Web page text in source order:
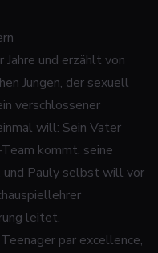
und erzählt von
Jungen, der sexuell
verschlossener
will: Sein Vater
kommt, seine
und Pauly selbst will vor
leitet.
par excellence,